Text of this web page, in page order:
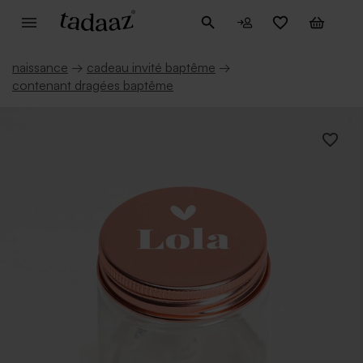
naissance → cadeau invité baptême →
contenant dragées baptême